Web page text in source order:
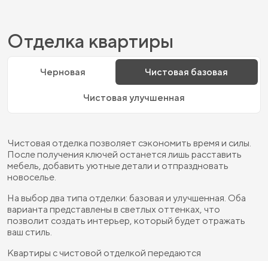
Отделка квартиры
Черновая Чистовая базовая
Чистовая улучшенная
Чистовая отделка позволяет сэкономить время и силы.
После получения ключей останется лишь расставить
мебель, добавить уютные детали и отпраздновать
новоселье.
На выбор два типа отделки: базовая и улучшенная. Оба
варианта представлены в светлых оттенках, что
позволит создать интерьер, который будет отражать
ваш стиль.
Квартиры с чистовой отделкой передаются